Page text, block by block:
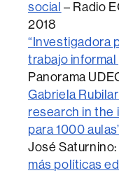
social – Radio
2018
“Investigadora
trabajo informal
Panorama
Gabriela
research in the
para 1000
José Saturnino:
más políticas